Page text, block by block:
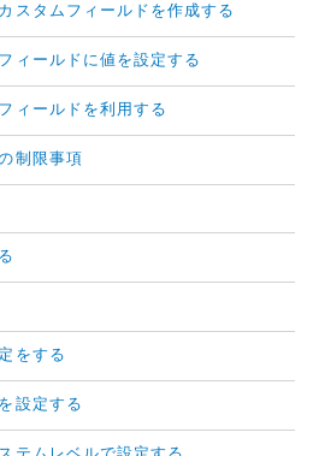
スタムフィールドを作成する
ィールドに値を設定する
ィールドを利用する
制限事項
をする
設定する